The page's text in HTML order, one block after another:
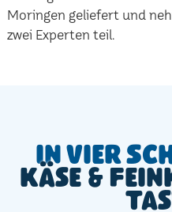
Moringen geliefert und
zwei Experten teil.
In vier
Käse &